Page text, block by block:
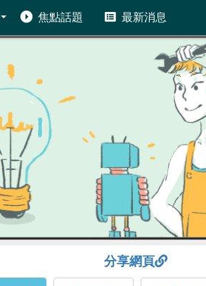
焦點話題 最新消息
分享網頁